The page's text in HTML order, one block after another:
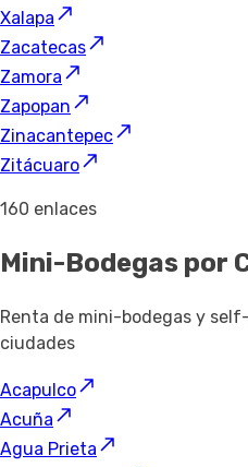
Xalapa
Zacatecas
Zamora
Zapopan
Zinacantepec
Zitácuaro
160 enlaces
Mini-Bodegas por
Renta de mini-bodegas y
ciudades
Acapulco
Acuña
Agua Prieta